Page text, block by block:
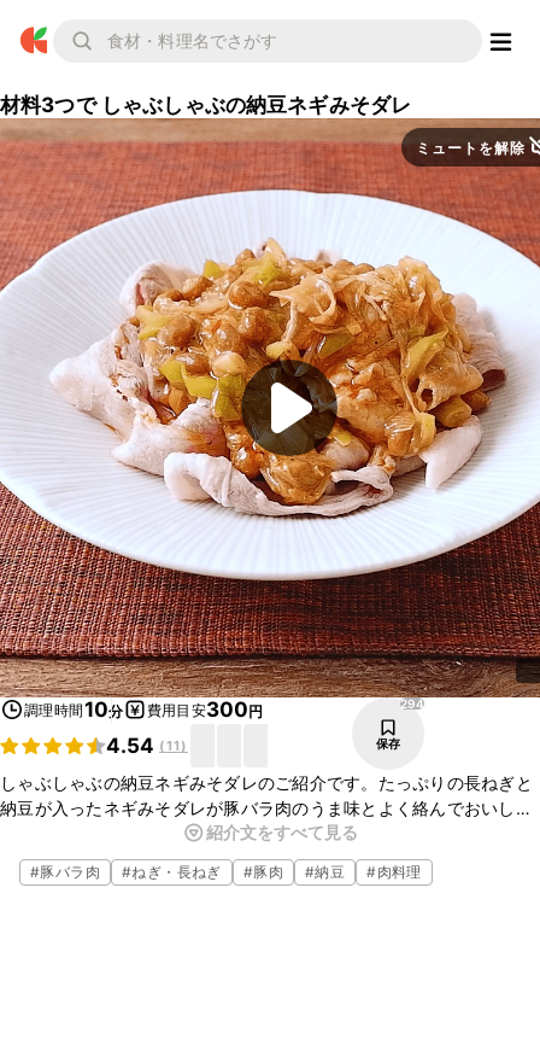
材料3つで しゃぶしゃぶの納豆ネギみそダレ
ミュートを解除
調理時間10分 費用目安300円
4.54 (11)
294
保存
しゃぶしゃぶの納豆ネギみそダレのご紹介です。たっぷりの長ねぎと
納豆が入ったネギみそダレが豚バラ肉のうま味とよく絡んでおいしい
ですよ。少ない材料で簡単にあっという間にできますので、ぜひお試
しくださいね。
紹介文をすべて見る
#豚バラ肉 #ねぎ・長ねぎ #豚肉 #納豆 #肉料理